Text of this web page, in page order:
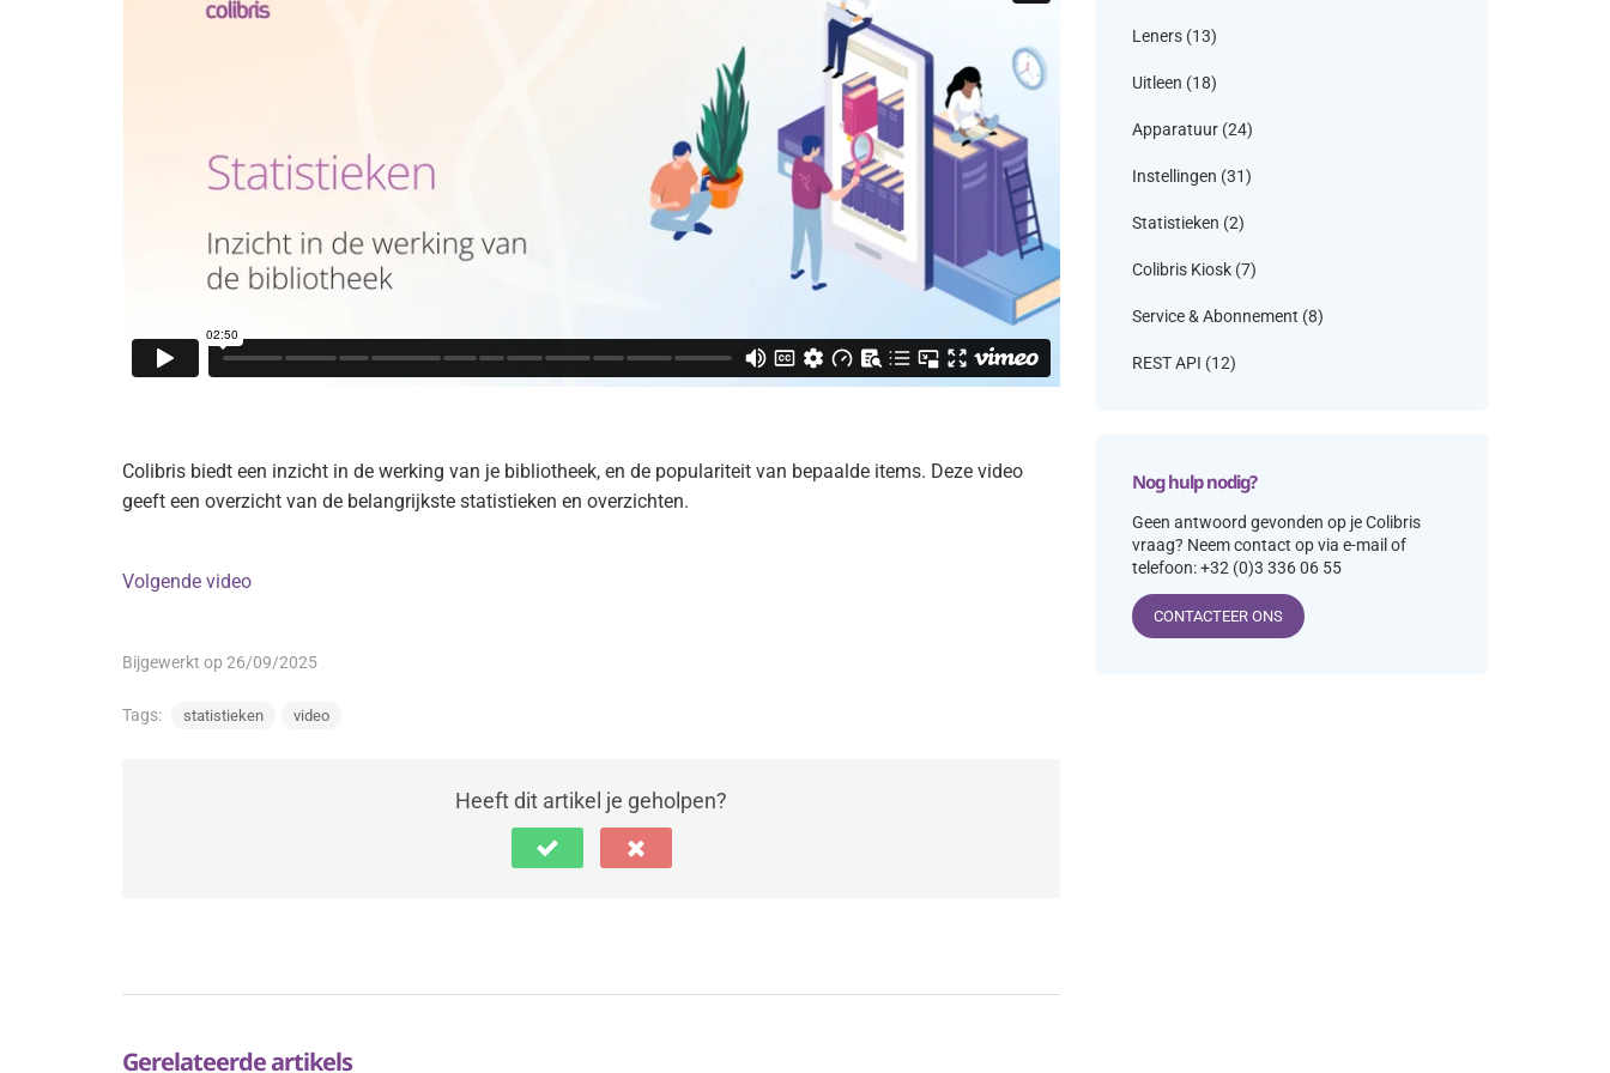
Colibris biedt een inzicht in de werking van je bibliotheek, en de populariteit van bepaalde items. Deze video
geeft een overzicht van de belangrijkste statistieken en overzichten.
Volgende video
Bijgewerkt op 26/09/2025
Tags: statistieken video
Heeft dit artikel je geholpen?
Gerelateerde artikels
Leners (13)
Uitleen (18)
Apparatuur (24)
Instellingen (31)
Statistieken (2)
Colibris Kiosk (7)
Service & Abonnement (8)
REST API (12)
Nog hulp nodig?
Geen antwoord gevonden op je Colibris
vraag? Neem contact op via e-mail of
telefoon: +32 (0)3 336 06 55
CONTACTEER ONS